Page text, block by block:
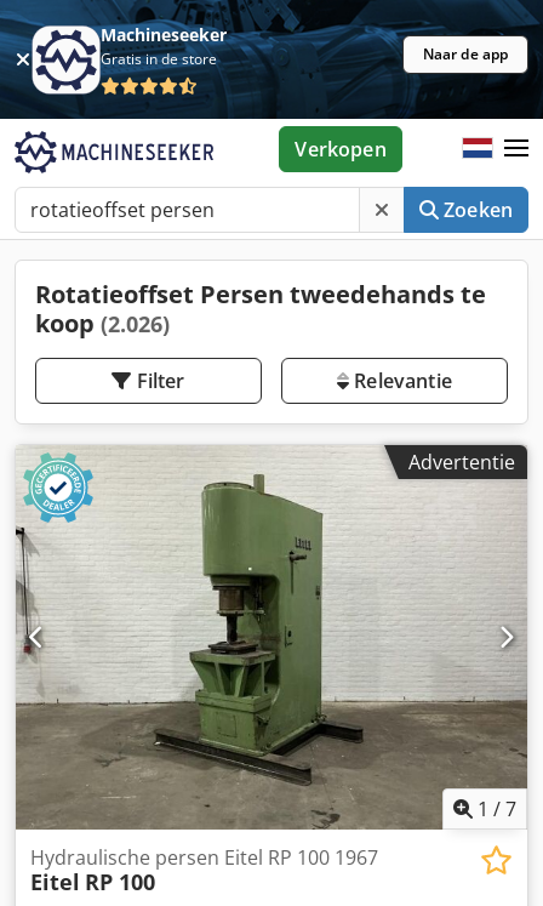
Machineseeker
Gratis in de store Naar de app
Zoeken
Verkopen
Rotatieoffset Persen tweedehands te
koop (2.026)
Filter Relevantie
Advertentie
1 /7
Hydraulische persen Eitel RP 100 1967
Eitel RP 100